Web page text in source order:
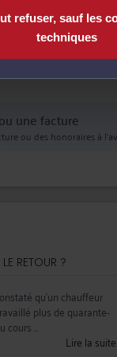
refuser, sauf les
techniques
de départ lors
les
lors
sexuel au travail
des salariés
d'ajout d'une pièce
une facture
ou des honoraires à
RETOUR ?
qu’un chauffeur
plus de quarante-
cours ...
Lire la suite